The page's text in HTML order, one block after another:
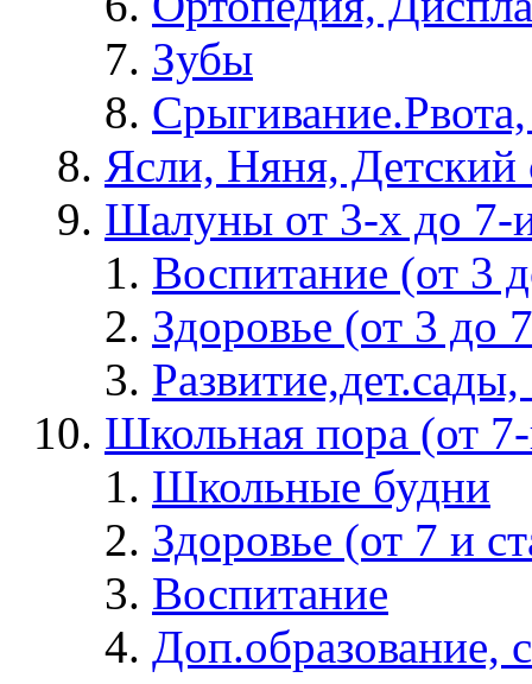
Зубы
Ясли, Няня, Детский
Шалуны от 3-х до 7-
Воспитание (от 3
Здоровье (от 3 до
Школьная пора (от
Школьные будни
Здоровье (от 7 и
Воспитание
Доп.образование,